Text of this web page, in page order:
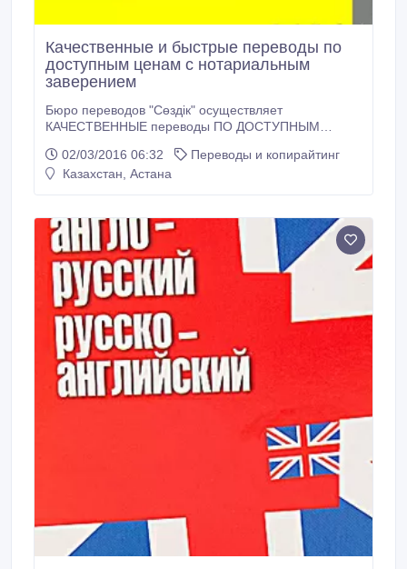
Качественные и быстрые переводы по
доступным ценам с нотариальным
заверением
Бюро переводов "Сөздік" осуществляет
КАЧЕСТВЕННЫЕ переводы ПО ДОСТУПНЫМ
английский и другие языки по разным тематикам,
отраслям. Прием и отправка заказов в ОНЛАЙН
выходных..
02/03/2016 06:32
Переводы и копирайтинг
Казахстан, Астана